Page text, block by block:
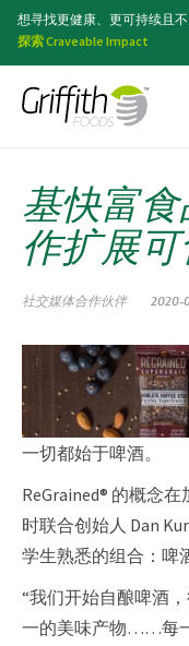
想寻找更健康、更可持续且
探索 Craveable Impact
索
基快富食
作扩展
社交媒体合作伙伴 2020-
一切都始于啤酒。
ReGrained® 的概念
时联合创始人 Dan
学生熟悉的组合：啤
“我们开始自酿啤酒
一的美味产物……每